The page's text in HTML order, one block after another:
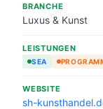
BRANCHE
Luxus & Kunst
LEISTUNGEN
SEA
WEBSITE
sh-